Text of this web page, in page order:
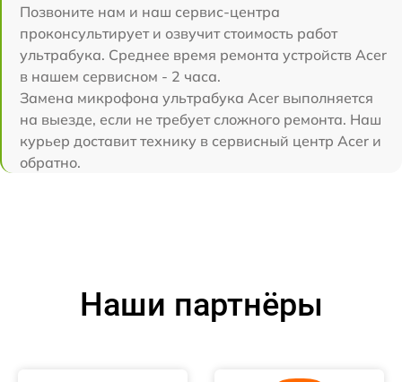
Позвоните нам и наш сервис-центра
проконсультирует и озвучит стоимость работ
ультрабука. Среднее время ремонта устройств Acer
в нашем сервисном - 2 часа.
Замена микрофона ультрабука Acer выполняется
на выезде, если не требует сложного ремонта. Наш
курьер доставит технику в сервисный центр Acer и
обратно.
Наши партнёры